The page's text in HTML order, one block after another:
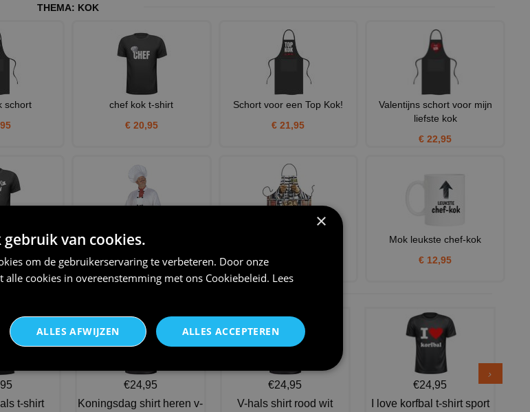
THEMA: KOK
schort
chef kok t-shirt
€ 20,95
Schort voor een Top Kok!
€ 21,95
Valentijns schort voor mijn
liefste kok
€ 22,95
t-shirt
Chef drie sterren kok set
€ 27,95
Mok leukste chef-kok
€ 12,95
t-shirt
€24,95
Koningsdag shirt heren v-
€24,95
V-hals shirt rood wit
€24,95
I love korfbal t-shirt sport
×
van cookies.
om de gebruikerservaring te verbeteren. Door onze
cookies in overeenstemming met ons Cookiebeleid. Lees
ALLES ACCEPTEREN
ALLES AFWIJZEN